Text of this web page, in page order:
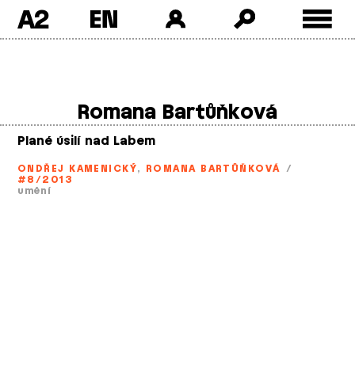
A2
Romana Bartůňková
Plané úsilí nad Labem
ONDŘEJ KAMENICKÝ, ROMANA BARTŮŇKOVÁ /
#8/2013
umění